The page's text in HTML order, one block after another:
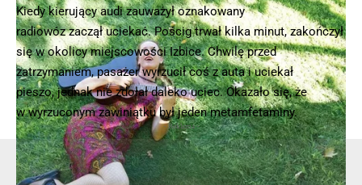
Kiedy kierujący audi zauważył oznakowany
radiowóz zaczął uciekać. Pościg trwał kilka minut, zakończył
się w okolicy miejscowości Izbice. Chwilę przed
zatrzymaniem, pasażer wyrzucił coś z auta i uciekał
pieszo, jednak nie zdołał daleko uciec. Okazało się, że
w wyrzuconym zawiniątku był jeden metamfetaminy.
- Reklama -